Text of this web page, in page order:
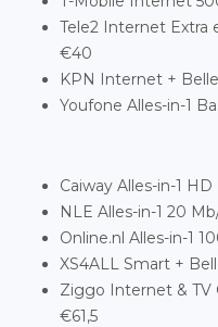
Tele2 Internet Extra
€40
KPN Internet +
Youfone Alles-in-1
Caiway Alles-in-1
NLE Alles-in-1 20
Online.nl Alles-in-1
XS4ALL Smart +
Ziggo Internet & TV
€61,5